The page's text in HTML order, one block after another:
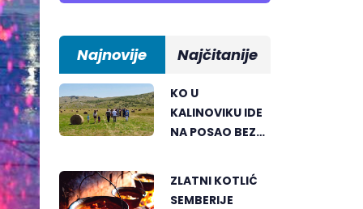
Najnovije Najčitanije
KO U
KALINOVIKU IDE
NA POSAO BEZ
ZLATNI KOTLIĆ
SEMBERIJE